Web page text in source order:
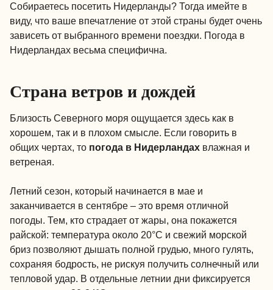
Собираетесь посетить Нидерланды? Тогда имейте в
виду, что ваше впечатление от этой страны будет очень
зависеть от выбранного времени поездки. Погода в
Нидерландах весьма специфична.
Страна ветров и дождей
Близость Северного моря ощущается здесь как в
хорошем, так и в плохом смысле. Если говорить в
общих чертах, то погода в Нидерландах влажная и
ветреная.
Летний сезон, который начинается в мае и
заканчивается в сентябре – это время отличной
погоды. Тем, кто страдает от жары, она покажется
райской: температура около 20°C и свежий морской
бриз позволяют дышать полной грудью, много гулять,
сохраняя бодрость, не рискуя получить солнечный или
тепловой удар. В отдельные летнии дни фиксируется